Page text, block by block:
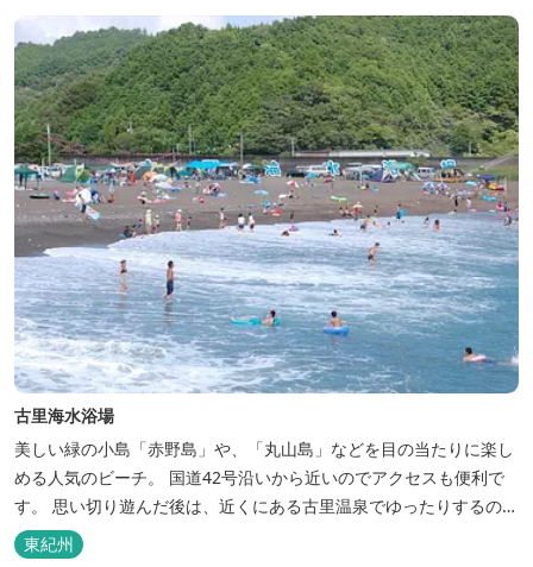
ー約 １...
古里海水浴場
美しい緑の小島「赤野島」や、「丸山島」などを目の当たりに楽し
める人気のビーチ。 国道42号沿いから近いのでアクセスも便利で
す。 思い切り遊んだ後は、近くにある古里温泉でゆったりするのも
オススメ！ 海水浴場について 【トイレ】 １ヶ所 無料 【シャワ
ー】 １ヶ所 無料 (温水ではない) 【駐車場】 約25台 無料
東紀州